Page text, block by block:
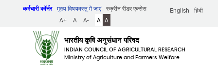
English हिंदी
कर्मचारी कॉर्नर मुख्य विषयवस्तु में जाएं
स्क्रीन रीडर एक्सेस
A+
A A- A A
भारतीय कृषि अनुसंधान परिषद
INDIAN COUNCIL OF AGRICULTURAL RESEARCH
Ministry of Agriculture and Farmers Welfare